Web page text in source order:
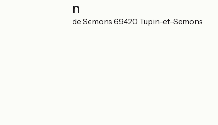
Localisation
1 Ancienne Route de Semons 69420 Tupin-et-Semons